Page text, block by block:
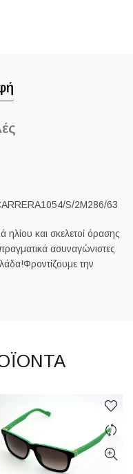
S/2M286/63
και σκελετοί όρασης
ασυναγώνιστες
την